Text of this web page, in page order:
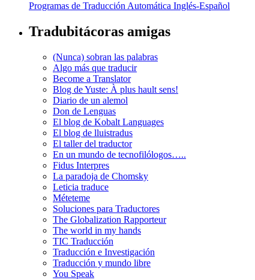
Programas de Traducción Automática Inglés-Español
Tradubitácoras amigas
(Nunca) sobran las palabras
Algo más que traducir
Become a Translator
Blog de Yuste: À plus hault sens!
Diario de un alemol
Don de Lenguas
El blog de Kobalt Languages
El blog de lluistradus
El taller del traductor
En un mundo de tecnofilólogos…..
Fidus Interpres
La paradoja de Chomsky
Leticia traduce
Méteteme
Soluciones para Traductores
The Globalization Rapporteur
The world in my hands
TIC Traducción
Traducción e Investigación
Traducción y mundo libre
You Speak